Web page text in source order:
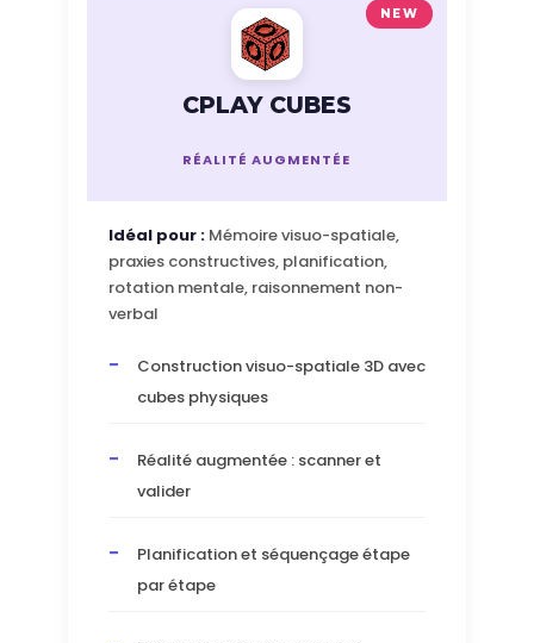
NEW
CPLAY CUBES
RÉALITÉ AUGMENTÉE
Idéal pour :Mémoire visuo-spatiale,
praxies constructives, planification,
rotation mentale, raisonnement non-
verbal
Construction visuo-spatiale 3D avec
cubes physiques
Réalité augmentée : scanner et
valider
Planification et séquençage étape
par étape